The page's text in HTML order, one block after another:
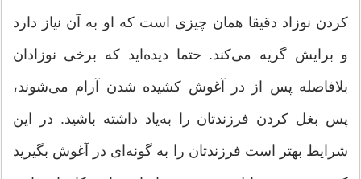
کردن نوزاد دقیقا همان چیزی است که او به آن نیاز دارد
و برایش گریه می‌کند. حتما دیده‌اید که برخی نوزادان
بلافاصله پس از در آغوش کشیده شدن آرام می‌شوند،
پس بغل کردن فرزندتان را به‌یاد داشته باشید. در این
شرایط بهتر است فرزندتان را به گونه‌ای در آغوش بگیرید